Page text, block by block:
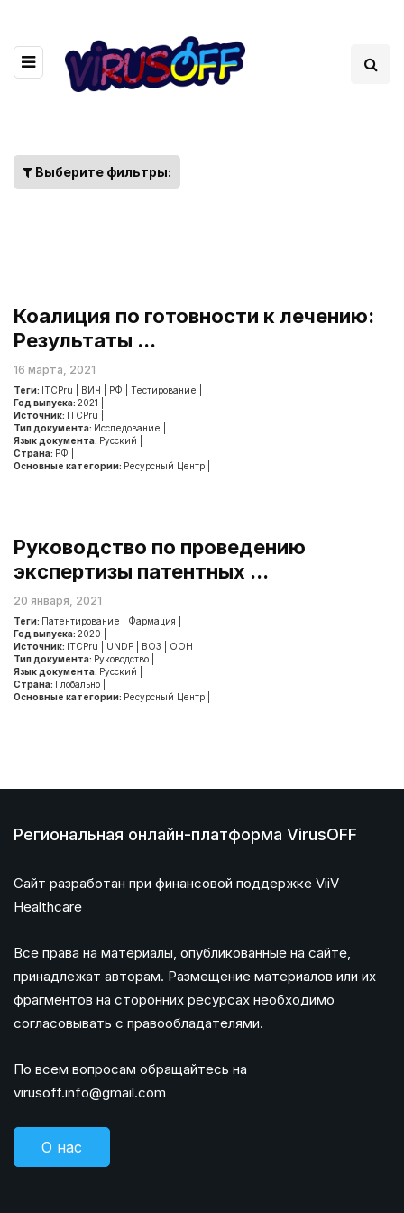
Выберите фильтры:
Коалиция по готовности к лечению:
Результаты ...
16 марта, 2021
Теги: ITCPru ВИЧ РФ Тестирование
Год выпуска: 2021
Источник: ITCPru
Тип документа: Исследование
Язык документа: Русский
Страна: РФ
Основные категории: Ресурсный Центр
Руководство по проведению
экспертизы патентных ...
20 января, 2021
Теги: Патентирование Фармация
Год выпуска: 2020
Источник: ITCPru UNDP ВОЗ ООН
Тип документа: Руководство
Язык документа: Русский
Страна: Глобально
Основные категории: Ресурсный Центр
Региональная онлайн-платформа VirusOFF
Сайт разработан при финансовой поддержке ViiV
Healthcare
Все права на материалы, опубликованные на сайте,
принадлежат авторам. Размещение материалов или их
фрагментов на сторонних ресурсах необходимо
согласовывать с правообладателями.
По всем вопросам обращайтесь на
virusoff.info@gmail.com
О нас